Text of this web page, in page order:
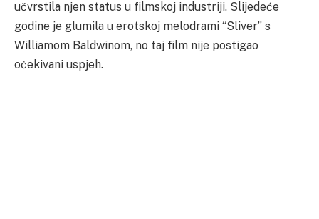
učvrstila njen status u filmskoj industriji. Slijedeće
godine je glumila u erotskoj melodrami “Sliver” s
Williamom Baldwinom, no taj film nije postigao
očekivani uspjeh.